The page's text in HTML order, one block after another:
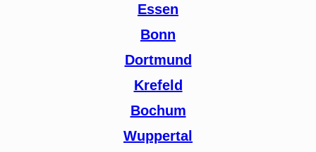
Essen
Bonn
Dortmund
Krefeld
Bochum
Wuppertal